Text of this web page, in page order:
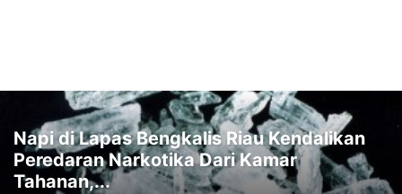
Napi di Lapas Bengkalis Riau Kendalikan
Peredaran Narkotika Dari Kamar
Tahanan,...